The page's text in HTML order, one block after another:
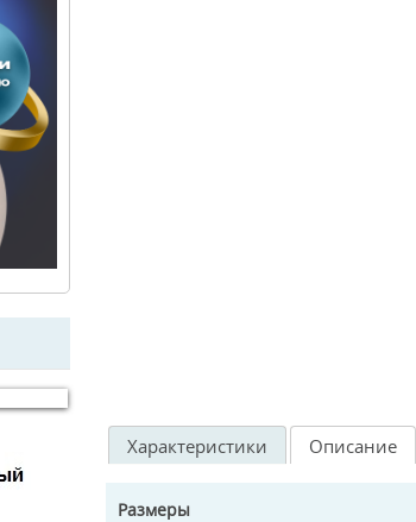
Характеристики Описание
Размеры